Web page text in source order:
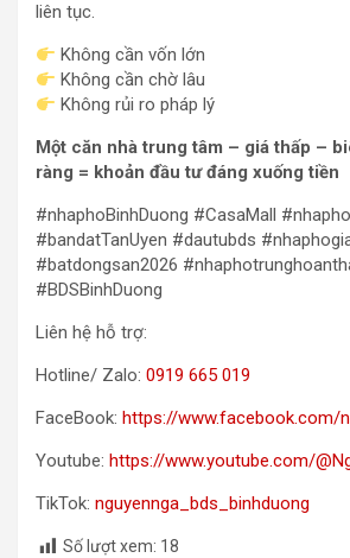
liên tục.
Không cần vốn lớn
Không cần chờ lâu
Không rủi ro pháp lý
Một căn nhà trung tâm – giá thấp –
ràng = khoản đầu tư đáng xuống tiền
#nhaphoBinhDuong #CasaMall
#bandatTanUyen #dautubds
#batdongsan2026
#BDSBinhDuong
Liên hệ hỗ trợ:
Hotline/ Zalo: 0919 665 019
FaceBook: https://www.facebook.com/
Youtube: https://www.youtube.com/
TikTok: nguyennga_bds_binhduong
Số lượt xem: 18